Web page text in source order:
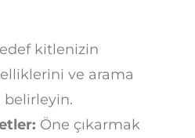
kitlenizin
ve arama
belirleyin.
Öne çıkarmak